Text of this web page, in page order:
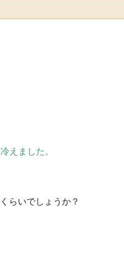
冷えました。
くらいでしょうか？